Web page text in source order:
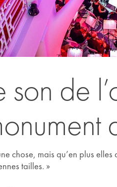
de
chose, mais qu’en plus
tailles. »